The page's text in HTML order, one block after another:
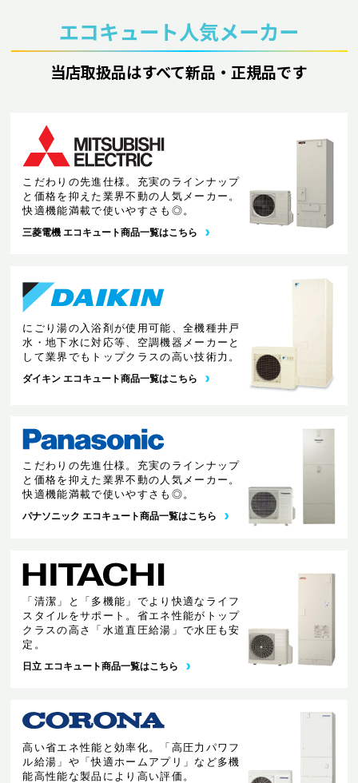
エコキュート人気メーカー
当店取扱品はすべて新品・正規品です
こだわりの先進仕様。充実のラインナップ
と価格を抑えた業界不動の人気メーカー。
快適機能満載で使いやすさも◎。
三菱電機 エコキュート商品一覧はこちら
にごり湯の入浴剤が使用可能、全機種井戸
水・地下水に対応等、空調機器メーカーと
して業界でもトップクラスの高い技術力。
ダイキン エコキュート商品一覧はこちら
こだわりの先進仕様。充実のラインナップ
と価格を抑えた業界不動の人気メーカー。
快適機能満載で使いやすさも◎。
パナソニック エコキュート商品一覧はこちら
「清潔」と「多機能」でより快適なライフ
スタイルをサポート。省エネ性能がトップ
クラスの高さ「水道直圧給湯」で水圧も安
定。
日立 エコキュート商品一覧はこちら
高い省エネ性能と効率化。「高圧力パワフ
ル給湯」や「快適ホームアプリ」など多機
能高性能な製品により高い評価。